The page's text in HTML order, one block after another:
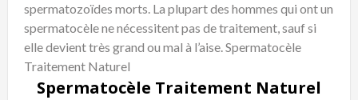
spermatozoïdes morts. La plupart des hommes qui ont un
spermatocèle ne nécessitent pas de traitement, sauf si
elle devient très grand ou mal à l’aise. Spermatocèle
Traitement Naturel
Spermatocèle Traitement Naturel